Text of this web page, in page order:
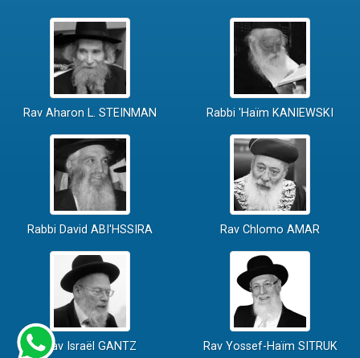
Rav Aharon L. STEINMAN Rabbi 'Haïm KANIEWSKI
Rabbi David ABI'HSSIRA Rav Chlomo AMAR
Rav Israël GANTZ Rav Yossef-Haïm SITRUK